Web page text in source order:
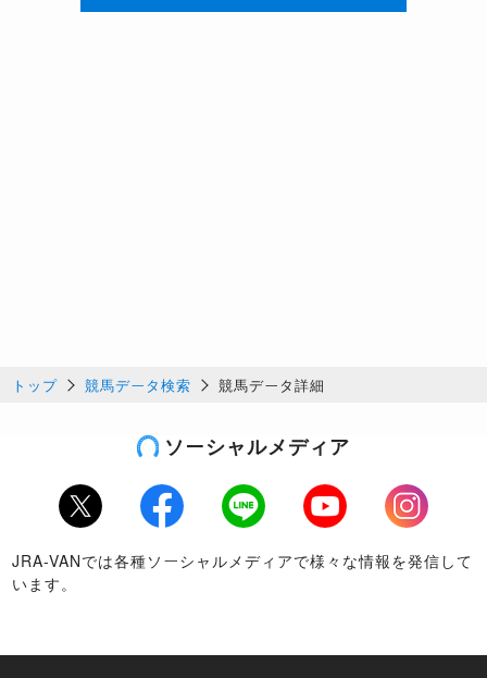
トップ 競馬データ検索 競馬データ詳細
ソーシャルメディア
Twitter Facebook LINE Youtube
Instagram
JRA-VANでは各種ソーシャルメディアで様々な情報を発信して
います。